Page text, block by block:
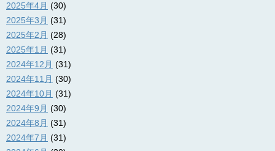
2025年4月 (30)
2025年3月 (31)
2025年2月 (28)
2025年1月 (31)
2024年12月 (31)
2024年11月 (30)
2024年10月 (31)
2024年9月 (30)
2024年8月 (31)
2024年7月 (31)